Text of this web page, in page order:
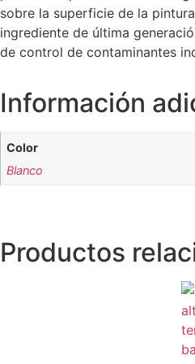
sobre la superficie de la
ingrediente de última
de control de contaminantes
Información
Color
Blanco
Productos